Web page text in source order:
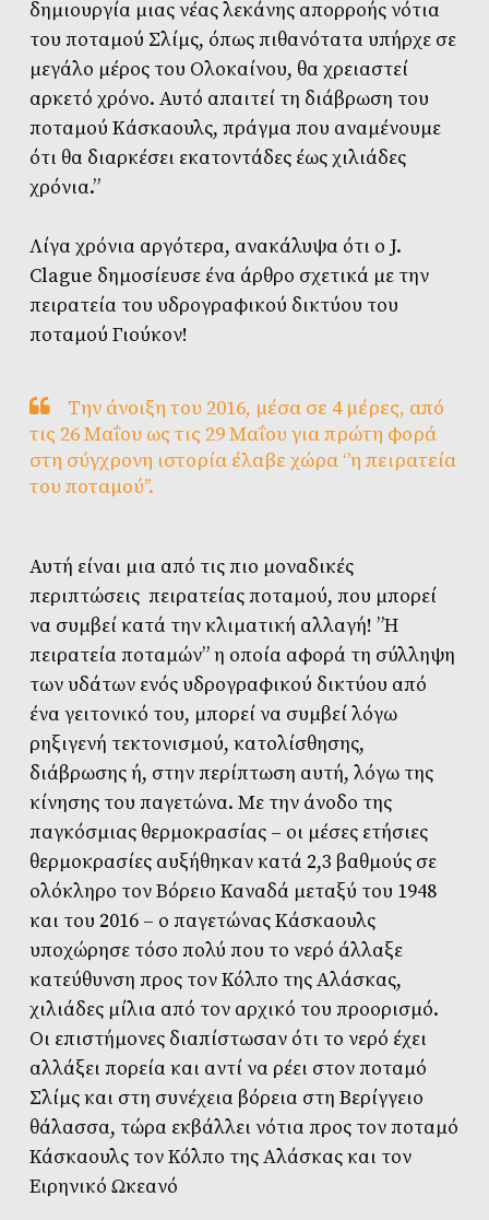
δημιουργία μιας νέας λεκάνης απορροής νότια
του ποταμού Σλίμς, όπως πιθανότατα υπήρχε σε
μεγάλο μέρος του Ολοκαίνου, θα χρειαστεί
αρκετό χρόνο. Αυτό απαιτεί τη διάβρωση του
ποταμού Kάσκαουλς, πράγμα που αναμένουμε
ότι θα διαρκέσει εκατοντάδες έως χιλιάδες
χρόνια.”
Λίγα χρόνια αργότερα, ανακάλυψα ότι ο J.
Clague δημοσίευσε ένα άρθρο σχετικά με την
πειρατεία του υδρογραφικού δικτύου του
ποταμού Γιούκον!
Την άνοιξη του 2016, μέσα σε 4 μέρες, από
τις 26 Μαΐου ως τις 29 Μαΐου για πρώτη φορά
στη σύγχρονη ιστορία έλαβε χώρα ‘’η πειρατεία
του ποταμού’’.
Αυτή είναι μια από τις πιο μοναδικές
περιπτώσεις πειρατείας ποταμού, που μπορεί
να συμβεί κατά την κλιματική αλλαγή! ”Η
πειρατεία ποταμών” η οποία αφορά τη σύλληψη
των υδάτων ενός υδρογραφικού δικτύου από
ένα γειτονικό του, μπορεί να συμβεί λόγω
ρηξιγενή τεκτονισμού, κατολίσθησης,
διάβρωσης ή, στην περίπτωση αυτή, λόγω της
κίνησης του παγετώνα. Με την άνοδο της
παγκόσμιας θερμοκρασίας – οι μέσες ετήσιες
θερμοκρασίες αυξήθηκαν κατά 2,3 βαθμούς σε
ολόκληρο τον Βόρειο Καναδά μεταξύ του 1948
και του 2016 – ο παγετώνας Kάσκαουλς
υποχώρησε τόσο πολύ που το νερό άλλαξε
κατεύθυνση προς τον Κόλπο της Αλάσκας,
χιλιάδες μίλια από τον αρχικό του προορισμό.
Οι επιστήμονες διαπίστωσαν ότι το νερό έχει
αλλάξει πορεία και αντί να ρέει στον ποταμό
Σλίμς και στη συνέχεια βόρεια στη Bερίγγειο
θάλασσα, τώρα εκβάλλει νότια προς τον ποταμό
Κάσκαουλς τον Κόλπο της Αλάσκας και τον
Ειρηνικό Ωκεανό